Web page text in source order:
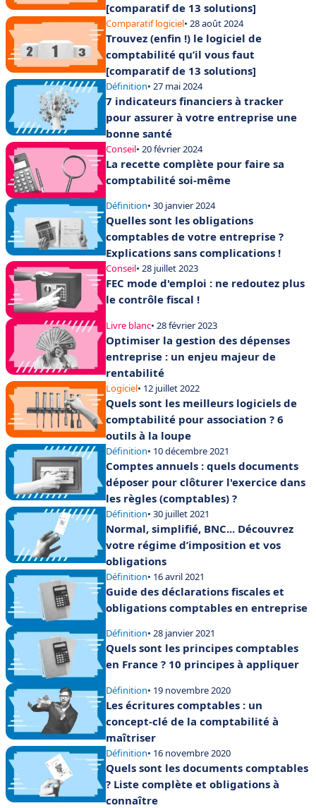
[comparatif de 13 solutions]
Comparatif logiciel• 28 août 2024
Trouvez (enfin !) le logiciel de
comptabilité qu’il vous faut
[comparatif de 13 solutions]
Définition• 27 mai 2024
7 indicateurs financiers à tracker
pour assurer à votre entreprise une
bonne santé
Conseil• 20 février 2024
La recette complète pour faire sa
comptabilité soi-même
Définition• 30 janvier 2024
Quelles sont les obligations
comptables de votre entreprise ?
Explications sans complications !
Conseil• 28 juillet 2023
FEC mode d'emploi : ne redoutez plus
le contrôle fiscal !
Livre blanc• 28 février 2023
Optimiser la gestion des dépenses
entreprise : un enjeu majeur de
rentabilité
Logiciel• 12 juillet 2022
Quels sont les meilleurs logiciels de
comptabilité pour association ? 6
outils à la loupe
Définition• 10 décembre 2021
Comptes annuels : quels documents
déposer pour clôturer l'exercice dans
les règles (comptables) ?
Définition• 30 juillet 2021
Normal, simplifié, BNC... Découvrez
votre régime d’imposition et vos
obligations
Définition• 16 avril 2021
Guide des déclarations fiscales et
obligations comptables en entreprise
Définition• 28 janvier 2021
Quels sont les principes comptables
en France ? 10 principes à appliquer
Définition• 19 novembre 2020
Les écritures comptables : un
concept-clé de la comptabilité à
maîtriser
Définition• 16 novembre 2020
Quels sont les documents comptables
? Liste complète et obligations à
connaître